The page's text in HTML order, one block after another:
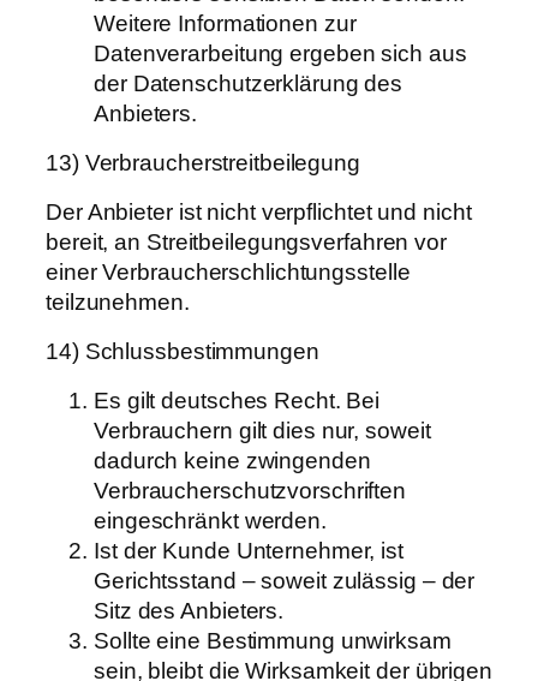
Weitere Informationen zur
Datenverarbeitung ergeben sich aus
der Datenschutzerklärung des
Anbieters.
13) Verbraucherstreitbeilegung
Der Anbieter ist nicht verpflichtet und nicht
bereit, an Streitbeilegungsverfahren vor
einer Verbraucherschlichtungsstelle
teilzunehmen.
14) Schlussbestimmungen
Es gilt deutsches Recht. Bei
Verbrauchern gilt dies nur, soweit
dadurch keine zwingenden
Verbraucherschutzvorschriften
eingeschränkt werden.
Ist der Kunde Unternehmer, ist
Gerichtsstand – soweit zulässig – der
Sitz des Anbieters.
Sollte eine Bestimmung unwirksam
sein, bleibt die Wirksamkeit der übrigen